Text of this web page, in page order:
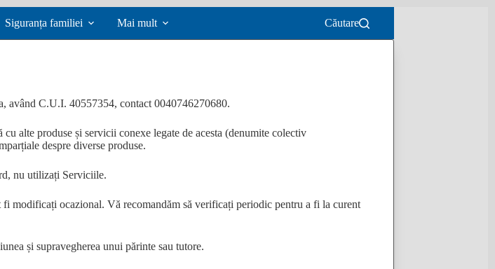
Siguranța familiei Mai mult Căutare
având C.U.I. 40557354, contact 0040746270680.
alte produse și servicii conexe legate de acesta (denumite colectiv
despre diverse produse.
nu utilizați Serviciile.
modificați ocazional. Vă recomandăm să verificați periodic pentru a fi la curent
și supravegherea unui părinte sau tutore.